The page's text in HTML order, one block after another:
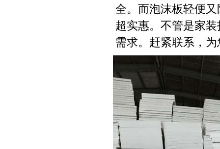
全。而泡沫板轻便
超实惠。不管是家
需求。赶紧联系，